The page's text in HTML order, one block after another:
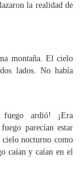
la realidad de
montaña. El cielo
lados. No había
ardió! ¡Era
parecían estar
cielo nocturno como
caían y caían en el